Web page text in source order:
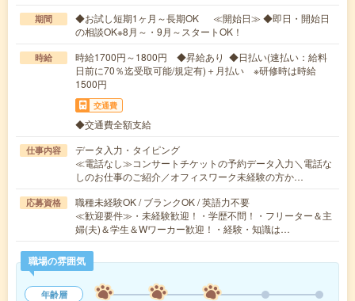
期間
◆お試し短期1ヶ月～長期OK ≪開始日≫ ◆即日・開始日
の相談OK※8月～・9月～スタートOK！
時給
時給1700円～1800円 ◆昇給あり ◆日払い(速払い：給料
日前に70％迄受取可能/規定有)＋月払い ※研修時は時給
1500円
交通費
◆交通費全額支給
仕事内容
データ入力・タイピング
≪電話なし≫コンサートチケットの予約データ入力＼電話な
しのお仕事のご紹介／オフィスワーク未経験の方か…
応募資格
職種未経験OK / ブランクOK / 英語力不要
≪歓迎要件≫・未経験歓迎！・学歴不問！・フリーター＆主
婦(夫)＆学生＆Wワーカー歓迎！・経験・知識は…
職場の雰囲気
年齢層